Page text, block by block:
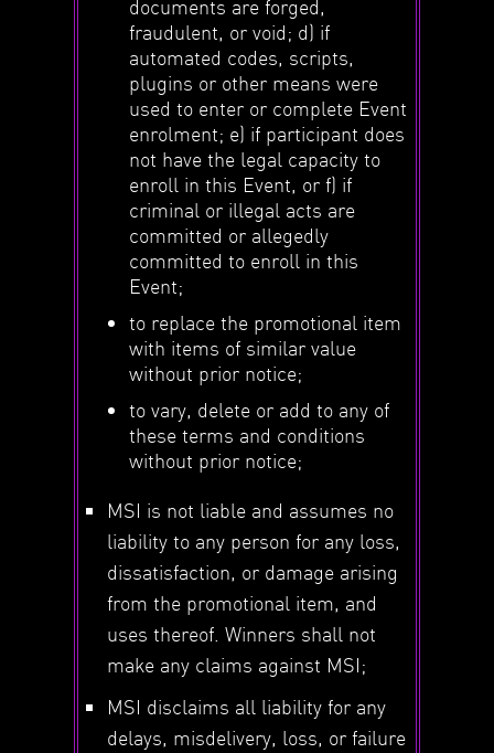
documents are forged,
fraudulent, or void; d) if
automated codes, scripts,
plugins or other means were
used to enter or complete Event
enrolment; e) if participant does
not have the legal capacity to
enroll in this Event, or f) if
criminal or illegal acts are
committed or allegedly
committed to enroll in this
Event;
to replace the promotional item
with items of similar value
without prior notice;
to vary, delete or add to any of
these terms and conditions
without prior notice;
MSI is not liable and assumes no
liability to any person for any loss,
dissatisfaction, or damage arising
from the promotional item, and
uses thereof. Winners shall not
make any claims against MSI;
MSI disclaims all liability for any
delays, misdelivery, loss, or failure